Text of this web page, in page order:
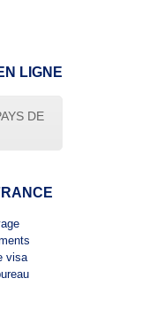
LIGNE
DE
visa